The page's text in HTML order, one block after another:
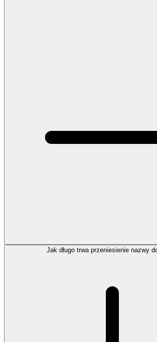
Jak długo trwa przeniesienie nazwy